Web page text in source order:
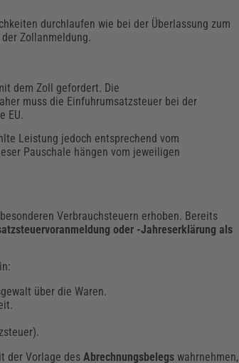
durchlaufen wie bei der Überlassung zum
Zollanmeldung.
dem Zoll gefordert. Die
muss die Einfuhrumsatzsteuer bei der
EU.
Leistung jedoch entsprechend vom
Pauschale hängen vom jeweiligen
Verbrauchsteuern erhoben. Bereits
oder -Jahreserklärung als
über die Waren.
der Vorlage desAbrechnungsbelegs wahrnehmen,